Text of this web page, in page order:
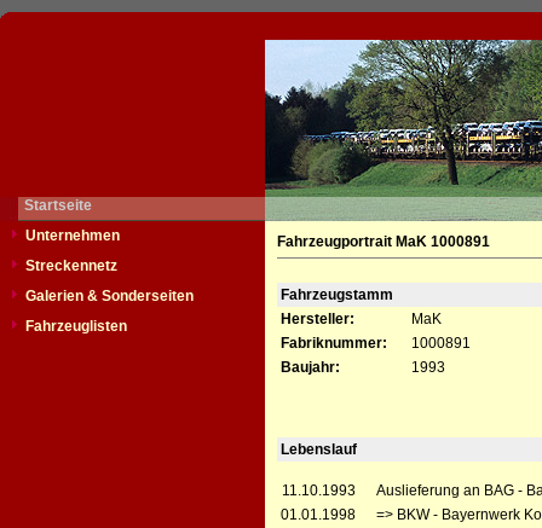
Startseite
Unternehmen
Streckennetz
Galerien & Sonderseiten
Fahrzeuglisten
Fahrzeugportrait MaK 1000891
Fahrzeugstamm
Hersteller:
MaK
Fabriknummer:
1000891
Baujahr:
1993
Lebenslauf
11.10.1993
Auslieferung an BAG -
01.01.1998
=> BKW - Bayernwerk